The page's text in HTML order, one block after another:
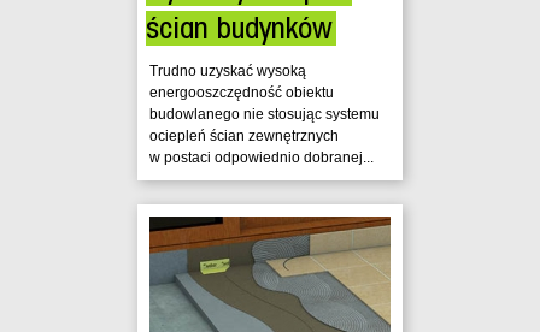
ścian budynków
Trudno uzyskać wysoką
energooszczędność obiektu
budowlanego nie stosując systemu
ociepleń ścian zewnętrznych
w postaci odpowiednio dobranej...